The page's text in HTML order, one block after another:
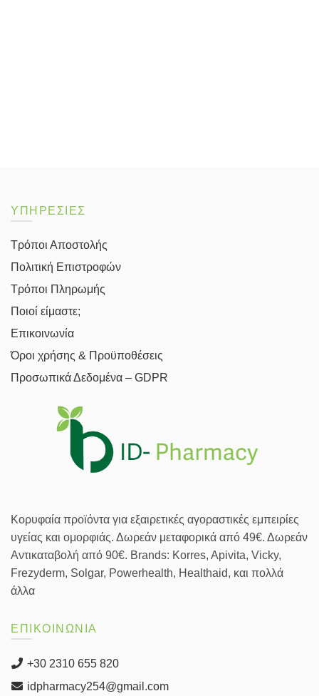
ΥΠΗΡΕΣΙΕΣ
Τρόποι Αποστολής
Πολιτική Επιστροφών
Τρόποι Πληρωμής
Ποιοί είμαστε;
Επικοινωνία
Όροι χρήσης & Προϋποθέσεις
Προσωπικά Δεδομένα – GDPR
Κορυφαία προϊόντα για εξαιρετικές αγοραστικές εμπειρίες
υγείας και ομορφιάς. Δωρεάν μεταφορικά από 49€. Δωρεάν
Αντικαταβολή από 90€. Brands: Korres, Apivita, Vicky,
Frezyderm, Solgar, Powerhealth, Healthaid, και πολλά
άλλα
ΕΠΙΚΟΙΝΩΝΙΑ
+30 2310 655 820
idpharmacy254@gmail.com